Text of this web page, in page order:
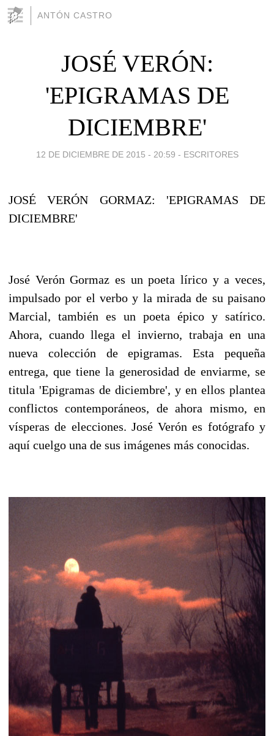
ANTÓN CASTRO
JOSÉ VERÓN:
'EPIGRAMAS DE
DICIEMBRE'
12 DE DICIEMBRE DE 2015 - 20:59 - ESCRITORES
JOSÉ VERÓN GORMAZ: 'EPIGRAMAS DE
DICIEMBRE'
José Verón Gormaz es un poeta lírico y a veces,
impulsado por el verbo y la mirada de su paisano
Marcial, también es un poeta épico y satírico.
Ahora, cuando llega el invierno, trabaja en una
nueva colección de epigramas. Esta pequeña
entrega, que tiene la generosidad de enviarme, se
titula 'Epigramas de diciembre', y en ellos plantea
conflictos contemporáneos, de ahora mismo, en
vísperas de elecciones. José Verón es fotógrafo y
aquí cuelgo una de sus imágenes más conocidas.